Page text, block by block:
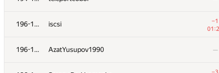
196-198 iscsi
−1
196-198 AzatYusupov1990 —
179 gxnncrx1993
+3
180 sspafromdut
181 chenjiyu
−1